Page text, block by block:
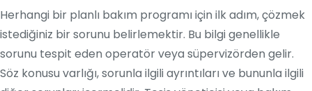
Herhangi bir planlı bakım programı için ilk adım, çözmek
istediğiniz bir sorunu belirlemektir. Bu bilgi genellikle
sorunu tespit eden operatör veya süpervizörden gelir.
Söz konusu varlığı, sorunla ilgili ayrıntıları ve bununla ilgili